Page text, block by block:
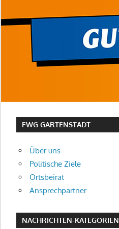
FWG GARTENSTADT
Über uns
Politische Ziele
Ortsbeirat
Ansprechpartner
NACHRICHTEN-KATEGORIEN